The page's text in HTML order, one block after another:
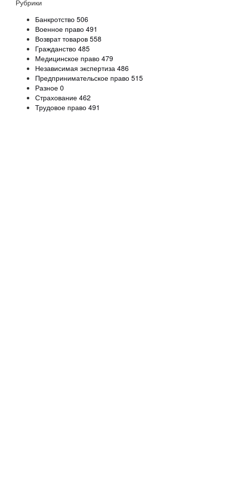
Рубрики
Банкротство 506
Военное право 491
Возврат товаров 558
Гражданство 485
Медицинское право 479
Независимая экспертиза 486
Предпринимательское право 515
Разное 0
Страхование 462
Трудовое право 491